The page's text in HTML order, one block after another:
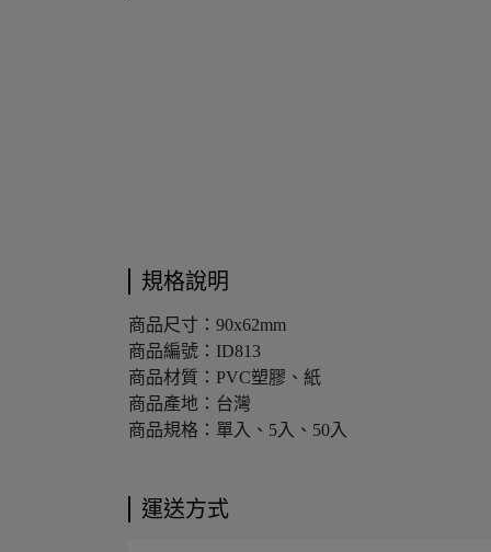
規格說明
商品尺寸：90x62mm
商品編號：ID813
商品材質：PVC塑膠、紙
商品產地：台灣
商品規格：單入、5入、50入
運送方式